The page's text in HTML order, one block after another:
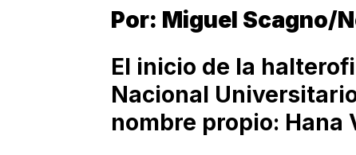
Por: Miguel Scagno/
El inicio de la
Nacional
nombre propio: Hana